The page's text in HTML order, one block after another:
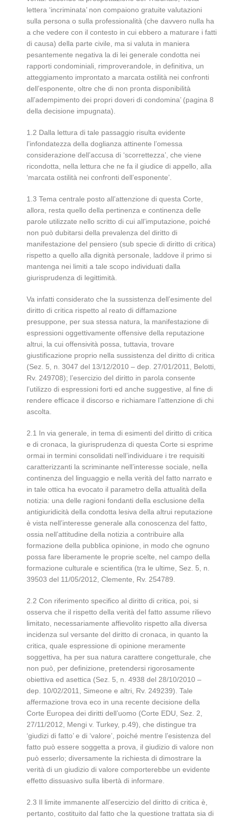
lettera ‘incriminata’ non compaiono gratuite valutazioni
sulla persona o sulla professionalità (che davvero nulla ha
a che vedere con il contesto in cui ebbero a maturare i fatti
di causa) della parte civile, ma si valuta in maniera
pesantemente negativa la di lei generale condotta nei
rapporti condominiali, rimproverandole, in definitiva, un
atteggiamento improntato a marcata ostilità nei confronti
dell’esponente, oltre che di non pronta disponibilità
all’adempimento dei propri doveri di condomina’ (pagina 8
della decisione impugnata).
1.2 Dalla lettura di tale passaggio risulta evidente
l’infondatezza della doglianza attinente l’omessa
considerazione dell’accusa di ‘scorrettezza’, che viene
ricondotta, nella lettura che ne fa il giudice di appello, alla
‘marcata ostilità nei confronti dell’esponente’.
1.3 Tema centrale posto all’attenzione di questa Corte,
allora, resta quello della pertinenza e continenza delle
parole utilizzate nello scritto di cui all’imputazione, poiché
non può dubitarsi della prevalenza del diritto di
manifestazione del pensiero (sub specie di diritto di critica)
rispetto a quello alla dignità personale, laddove il primo si
mantenga nei limiti a tale scopo individuati dalla
giurisprudenza di legittimità.
Va infatti considerato che la sussistenza dell’esimente del
diritto di critica rispetto al reato di diffamazione
presuppone, per sua stessa natura, la manifestazione di
espressioni oggettivamente offensive della reputazione
altrui, la cui offensività possa, tuttavia, trovare
giustificazione proprio nella sussistenza del diritto di critica
(Sez. 5, n. 3047 del 13/12/2010 – dep. 27/01/2011, Belotti,
Rv. 249708); l’esercizio del diritto in parola consente
l’utilizzo di espressioni forti ed anche suggestive, al fine di
rendere efficace il discorso e richiamare l’attenzione di chi
ascolta.
2.1 In via generale, in tema di esimenti del diritto di critica
e di cronaca, la giurisprudenza di questa Corte si esprime
ormai in termini consolidati nell’individuare i tre requisiti
caratterizzanti la scriminante nell’interesse sociale, nella
continenza del linguaggio e nella verità del fatto narrato e
in tale ottica ha evocato il parametro della attualità della
notizia: una delle ragioni fondanti della esclusione della
antigiuridicità della condotta lesiva della altrui reputazione
è vista nell’interesse generale alla conoscenza del fatto,
ossia nell’attitudine della notizia a contribuire alla
formazione della pubblica opinione, in modo che ognuno
possa fare liberamente le proprie scelte, nel campo della
formazione culturale e scientifica (tra le ultime, Sez. 5, n.
39503 del 11/05/2012, Clemente, Rv. 254789.
2.2 Con riferimento specifico al diritto di critica, poi, si
osserva che il rispetto della verità del fatto assume rilievo
limitato, necessariamente affievolito rispetto alla diversa
incidenza sul versante del diritto di cronaca, in quanto la
critica, quale espressione di opinione meramente
soggettiva, ha per sua natura carattere congetturale, che
non può, per definizione, pretendersi rigorosamente
obiettiva ed asettica (Sez. 5, n. 4938 del 28/10/2010 –
dep. 10/02/2011, Simeone e altri, Rv. 249239). Tale
affermazione trova eco in una recente decisione della
Corte Europea dei diritti dell’uomo (Corte EDU, Sez. 2,
27/11/2012, Mengi v. Turkey, p.49), che distingue tra
‘giudizi di fatto’ e di ‘valore’, poiché mentre l’esistenza del
fatto può essere soggetta a prova, il giudizio di valore non
può esserlo; diversamente la richiesta di dimostrare la
verità di un giudizio di valore comporterebbe un evidente
effetto dissuasivo sulla libertà di informare.
2.3 Il limite immanente all’esercizio del diritto di critica è,
pertanto, costituito dal fatto che la questione trattata sia di